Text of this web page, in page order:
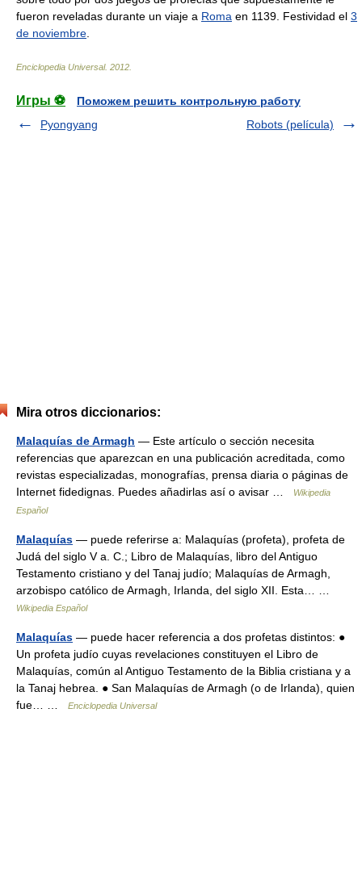
fueron reveladas durante un viaje a Roma en 1139. Festividad el 3
de noviembre
Enciclopedia Universal. 2012
Игры ⚽
Поможем решить контрольную работу
Pyongyang
Robots (película)
Mira otros diccionarios:
Malaquías de Armagh — Este artículo o sección necesita
referencias que aparezcan en una publicación acreditada, como
revistas especializadas, monografías, prensa diaria o páginas de
Internet fidedignas. Puedes añadirlas así o avisar …
Wikipedia
Español
Malaquías — puede referirse a: Malaquías (profeta), profeta de
Judá del siglo V a. C.; Libro de Malaquías, libro del Antiguo
Testamento cristiano y del Tanaj judío; Malaquías de Armagh,
arzobispo católico de Armagh, Irlanda, del siglo XII. Esta… …
Wikipedia Español
Malaquías — puede hacer referencia a dos profetas distintos: ●
Un profeta judío cuyas revelaciones constituyen el Libro de
Malaquías, común al Antiguo Testamento de la Biblia cristiana y a
la Tanaj hebrea. ● San Malaquías de Armagh (o de Irlanda), quien
fue… …
Enciclopedia Universal